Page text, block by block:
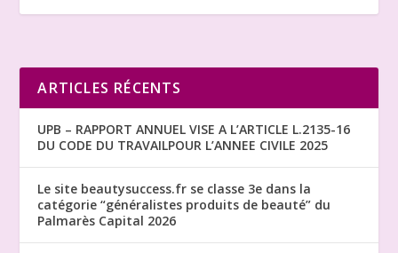
ARTICLES RÉCENTS
UPB – RAPPORT ANNUEL VISE A L’ARTICLE L.2135-16
DU CODE DU TRAVAILPOUR L’ANNEE CIVILE 2025
Le site beautysuccess.fr se classe 3e dans la
catégorie “généralistes produits de beauté” du
Palmarès Capital 2026